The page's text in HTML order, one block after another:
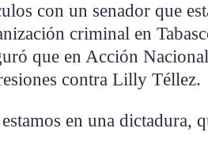
con un senador que
criminal en
que en Acción
contra Lilly Téllez.
en una dictadura,